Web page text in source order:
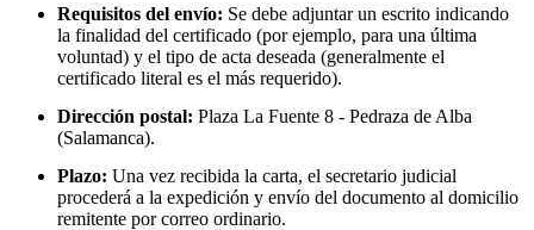
Requisitos del envío: Se debe adjuntar un escrito indicando
la finalidad del certificado (por ejemplo, para una última
voluntad) y el tipo de acta deseada (generalmente el
certificado literal es el más requerido).
Dirección postal: Plaza La Fuente 8 - Pedraza de Alba
(Salamanca).
Plazo: Una vez recibida la carta, el secretario judicial
procederá a la expedición y envío del documento al domicilio
remitente por correo ordinario.